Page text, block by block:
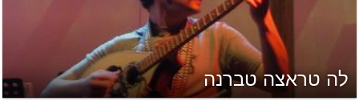
לה טראצה טברנה